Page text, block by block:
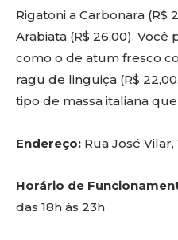
Rigatoni a Carbonara (R$
Arabiata (R$ 26,00).
como o de atum fresco
ragu de linguiça (R$
tipo de massa italiana
Endereço: Rua José Vilar,
Horário de
das 18h às 23h